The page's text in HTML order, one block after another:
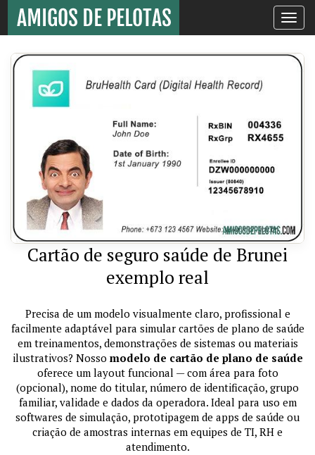
Toggle
Cartão de seguro saúde de Brunei
exemplo real
Precisa de um modelo visualmente claro, profissional e
facilmente adaptável para simular cartões de plano de saúde
em treinamentos, demonstrações de sistemas ou materiais
ilustrativos? Nosso modelo de cartão de plano de saúde
oferece um layout funcional — com área para foto
(opcional), nome do titular, número de identificação, grupo
familiar, validade e dados da operadora. Ideal para uso em
softwares de simulação, prototipagem de apps de saúde ou
criação de amostras internas em equipes de TI, RH e
atendimento.